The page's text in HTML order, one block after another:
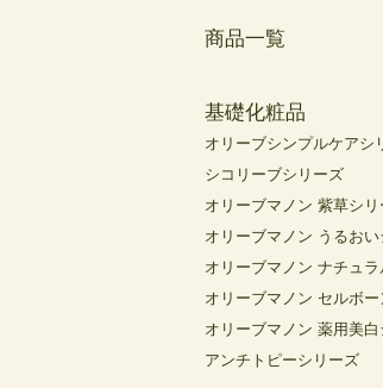
商品一覧
基礎化粧品
オリーブシンプルケアシ
シコリーブシリーズ
オリーブマノン 紫草シリ
オリーブマノン うるお
オリーブマノン ナチュ
オリーブマノン セルボ
オリーブマノン 薬用美
アンチトピーシリーズ